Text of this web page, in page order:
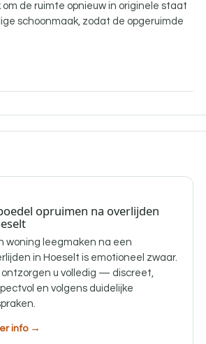
de ruimte opnieuw in originele staat
schoonmaak, zodat de opgeruimde
opruimen na overlijden
woning leegmaken na een
in Hoeselt is emotioneel zwaar.
ontzorgen u volledig — discreet,
en volgens duidelijke
info →